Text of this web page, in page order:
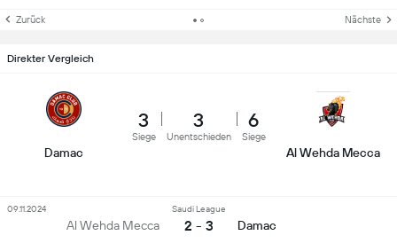
Zurück Nächste
Direkter Vergleich
Damac
3
Siege
3
Unentschieden
6
Siege
Al Wehda Mecca
Al Wehda Mecca
Saudi League
2 - 3 Damac
09.11.2024